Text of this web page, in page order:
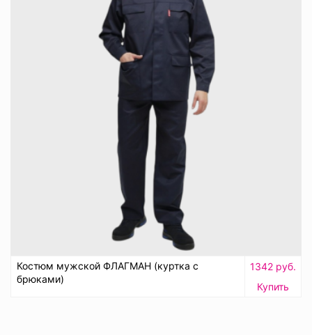
Костюм мужской ФЛАГМАН (куртка с
брюками)
1342 руб.
Купить